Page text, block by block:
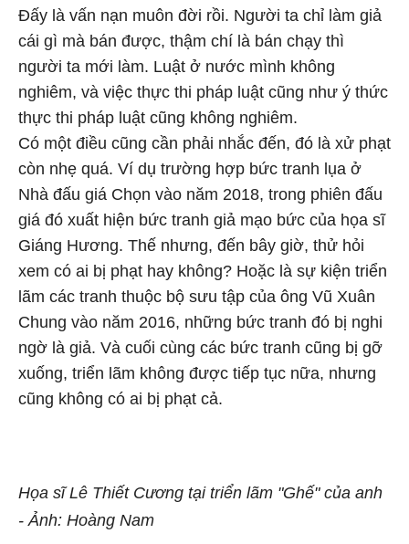
Đấy là vấn nạn muôn đời rồi. Người ta chỉ làm giả
cái gì mà bán được, thậm chí là bán chạy thì
người ta mới làm. Luật ở nước mình không
nghiêm, và việc thực thi pháp luật cũng như ý thức
thực thi pháp luật cũng không nghiêm.
Có một điều cũng cần phải nhắc đến, đó là xử phạt
còn nhẹ quá. Ví dụ trường hợp bức tranh lụa ở
Nhà đấu giá Chọn vào năm 2018, trong phiên đấu
giá đó xuất hiện bức tranh giả mạo bức của họa sĩ
Giáng Hương. Thế nhưng, đến bây giờ, thử hỏi
xem có ai bị phạt hay không? Hoặc là sự kiện triển
lãm các tranh thuộc bộ sưu tập của ông Vũ Xuân
Chung vào năm 2016, những bức tranh đó bị nghi
ngờ là giả. Và cuối cùng các bức tranh cũng bị gỡ
xuống, triển lãm không được tiếp tục nữa, nhưng
cũng không có ai bị phạt cả.
Họa sĩ Lê Thiết Cương tại triển lãm "Ghế" của anh
- Ảnh: Hoàng Nam